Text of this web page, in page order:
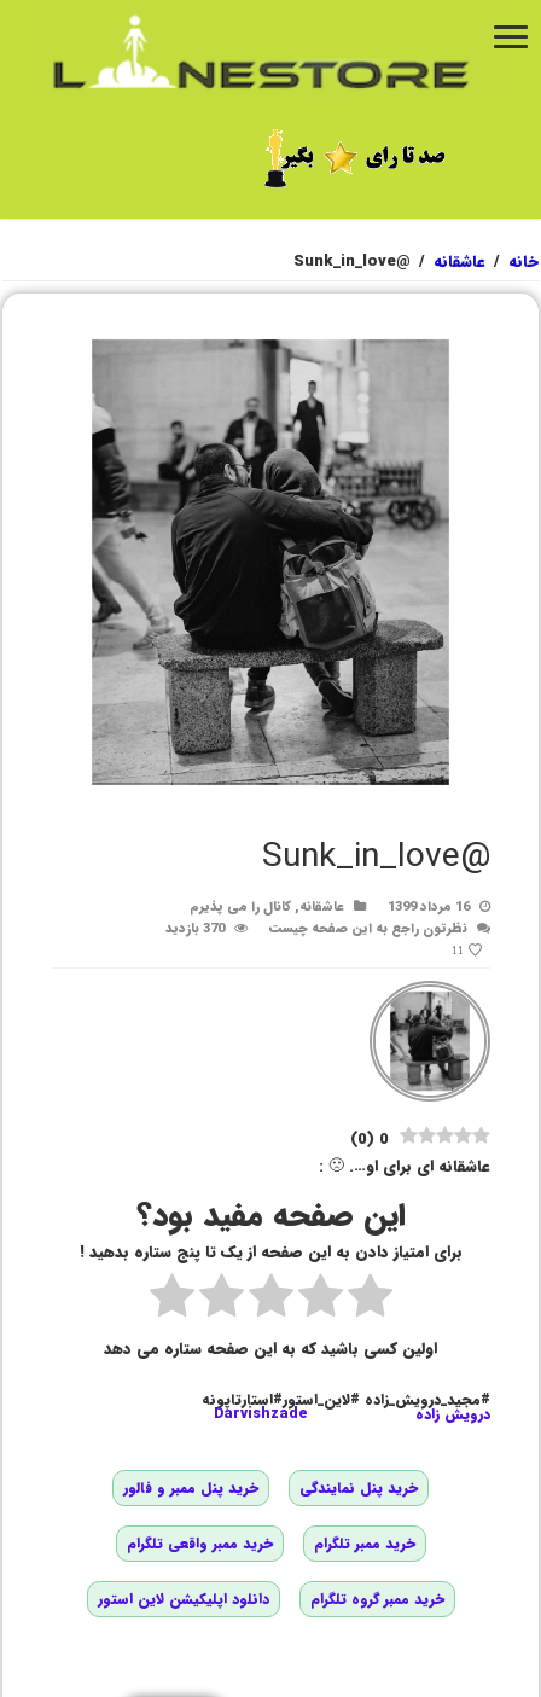
خانه / عاشقانه /
@Sunk_in_love
@Sunk_in_love
16 مرداد 1399 عاشقانه,کانال را می پذیرم
نظرتون راجع به این صفحه چیست
370 بازدید
11
0
(
0
)
عاشقانه ای برای او…. 🙁 :
این صفحه مفید بود؟
برای امتیاز دادن به این صفحه از یک تا پنج ستاره بدهید !
اولین کسی باشید که به این صفحه ستاره می دهد
#مجید_درویش_زاده #لاین_استور#استارتاپونه
درویش زاده Darvishzade
خرید پنل نمایندگی خرید پنل ممبر و فالور
خرید ممبر تلگرام خرید ممبر واقعی تلگرام
خرید ممبر گروه تلگرام دانلود اپلیکیشن لاین استور